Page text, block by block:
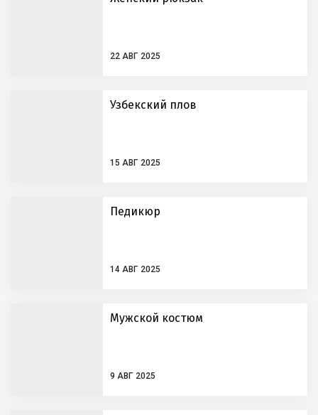
22 АВГ 2025
Узбекский плов
15 АВГ 2025
Педикюр
14 АВГ 2025
Мужской костюм
9 АВГ 2025